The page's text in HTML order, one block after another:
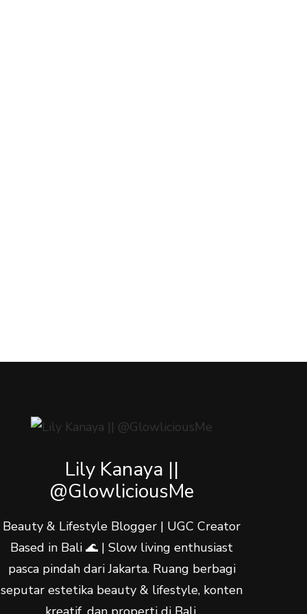
Lily Kanaya ||
@GlowliciousMe
Beauty & Lifestyle Blogger | UGC Creator
Based in Bali 🌊 | Slow living enthusiast
pasca pindah dari Jakarta. Ruang berbagi
seputar estetika beauty & lifestyle, konten